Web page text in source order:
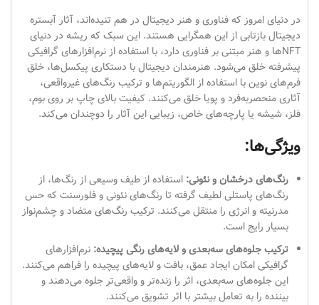
در دنیای امروز که فناوری و هنر دیجیتال در هم تنیده‌اند، آثار آبستره
دیجیتال بازتابی از این همگرایی هستند. این سبک که ریشه در دنیای
NFTها و هنر مبتنی بر فناوری دارد، با استفاده از نرم‌افزارهای گرافیکی
پیشرفته خلق می‌شود. هنرمندان دیجیتال با دستکاری پیکسل‌ها، خلق
فرم‌های نوین با استفاده از الگوریتم‌ها و ترکیب رنگ‌های غیرواقعی،
آثاری منحصر‌به‌فرد و پویا خلق می‌کنند. کیفیت بالای چاپ بر روی بوم،
فلز، شیشه یا پارچه‌های خاص، زیبایی این آثار را دوچندان می‌کند.
ویژگی‌ها:
رنگ‌های درخشان و نئونی: استفاده از طیف وسیعی از رنگ‌ها، از
رنگ‌های پاستلی لطیف گرفته تا رنگ‌های نئونی و فلورسنت که حس
مدرنیته و انرژی را منتقل می‌کنند. ترکیب رنگ‌های متضاد و چشم‌نواز
بسیار رایج است.
ترکیب جلوه‌های سه‌بعدی و لایه‌های رنگی پیچیده: نرم‌افزارهای
گرافیکی امکان ایجاد عمق، بافت و لایه‌های پیچیده را فراهم می‌کنند.
این جلوه‌های سه‌بعدی، اثر را زنده‌تر و واقعی‌تر جلوه می‌دهند و
بیننده را به تعامل بیشتر با اثر تشویق می‌کنند.